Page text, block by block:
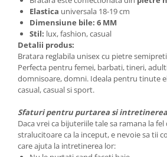
Elastica universala 18-19 cm
Dimensiune bile: 6 MM
Stil: lux, fashion, casual
Detalii produs:
Bratara reglabila unisex cu pietre
Perfecta pentru femei, barbati, tineri,
domnisoare, domni. Ideala pentru tinute
casual, casual si sport.
Sfaturi pentru purtarea si
Daca vrei ca bijuteriile tale sa ramana la
stralucitoare ca la inceput, e nevoie sa tii
care ajuta la intretinerea lor: